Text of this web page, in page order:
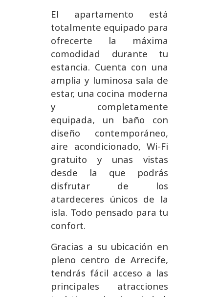
El apartamento está
totalmente equipado para
ofrecerte la máxima
comodidad durante tu
estancia. Cuenta con una
amplia y luminosa sala de
estar, una cocina moderna
y completamente
equipada, un baño con
diseño contemporáneo,
aire acondicionado, Wi-Fi
gratuito y unas vistas
desde la que podrás
disfrutar de los
atardeceres únicos de la
isla. Todo pensado para tu
confort.
Gracias a su ubicación en
pleno centro de Arrecife,
tendrás fácil acceso a las
principales atracciones